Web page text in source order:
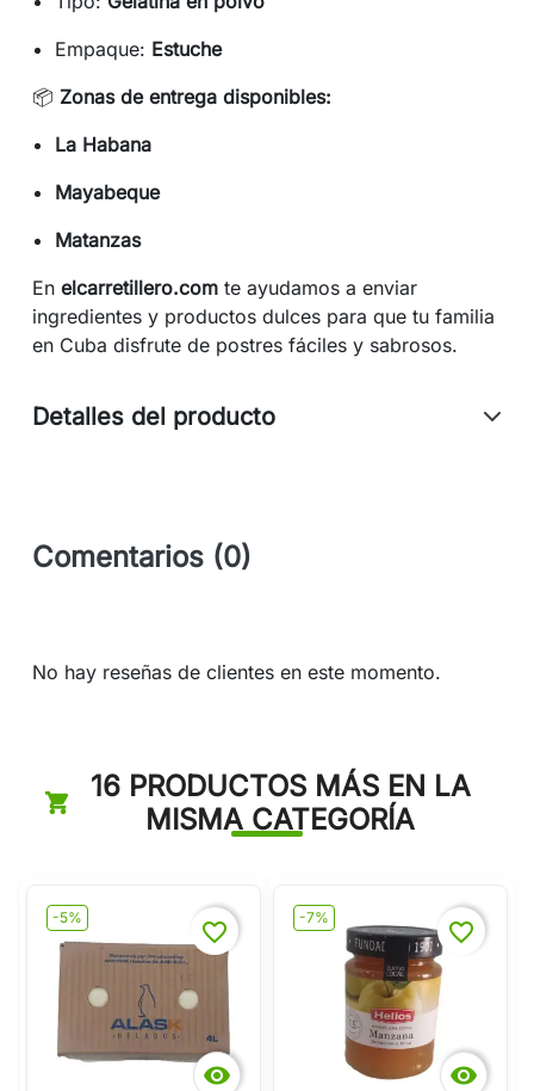
Empaque: Estuche
📦 Zonas de entrega disponibles:
La Habana
Mayabeque
Matanzas
En elcarretillero.com te ayudamos a enviar
ingredientes y productos dulces para que tu familia
en Cuba disfrute de postres fáciles y sabrosos.
Detalles del producto
Comentarios (0)
No hay reseñas de clientes en este momento.
16 PRODUCTOS MÁS EN LA
MISMA CATEGORÍA
-5%

favorite_border
-7%

favorite_border